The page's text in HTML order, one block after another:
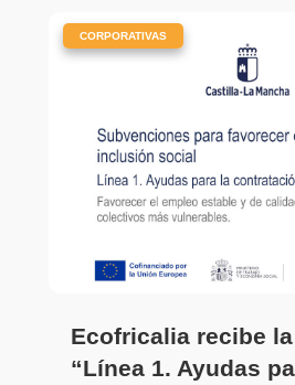
Ecofricalia recibe
“Línea 1. Ayudas
CORPORATIVAS